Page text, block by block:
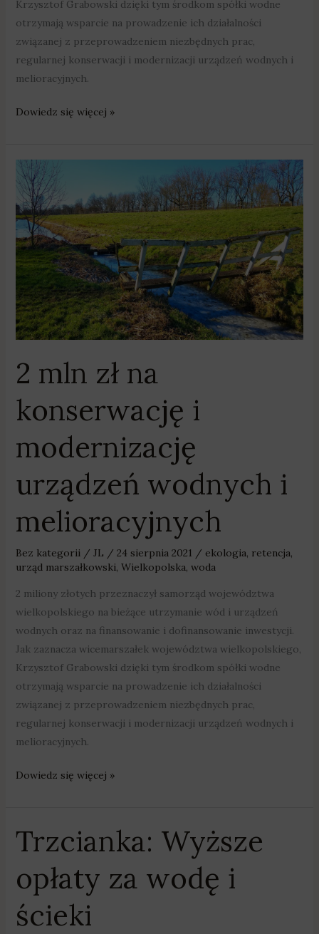
Krzysztof Grabowski dzięki tym środkom spółki wodne
otrzymają wsparcie na prowadzenie ich działalności
związanej z przeprowadzeniem niezbędnych prac,
regularnej konserwacji i modernizacji urządzeń wodnych i
melioracyjnych.
Dowiedz się więcej »
2 mln zł na
konserwację i
modernizację
urządzeń wodnych i
melioracyjnych
Bez kategorii/ JL / 24 sierpnia 2021 / ekologia, retencja,
urząd marszałkowski, Wielkopolska, woda
2 miliony złotych przeznaczył samorząd województwa
wielkopolskiego na bieżące utrzymanie wód i urządzeń
wodnych oraz na finansowanie i dofinansowanie inwestycji.
Jak zaznacza wicemarszałek województwa wielkopolskiego,
Krzysztof Grabowski dzięki tym środkom spółki wodne
otrzymają wsparcie na prowadzenie ich działalności
związanej z przeprowadzeniem niezbędnych prac,
regularnej konserwacji i modernizacji urządzeń wodnych i
melioracyjnych.
mln
zł
na
konserwację
i
modernizację
urządzeń
wodnych
i
Dowiedz się więcej »
Trzcianka: Wyższe
opłaty za wodę i
ścieki
Trzcianka:
Wyższe
za
wodę
i